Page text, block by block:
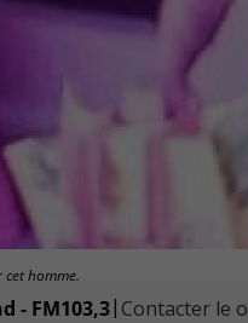
homme.
- FM103,3| Contacter le